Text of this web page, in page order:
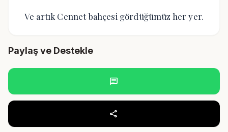
Ve artık Cennet bahçesi gördüğümüz her yer.
Paylaş ve Destekle
chat
share